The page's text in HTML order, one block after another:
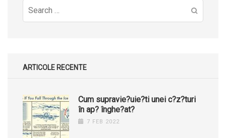
Search
for:
ARTICOLE RECENTE
Cum supravie?uie?ti unei c?z?turi
în ap? înghe?at?
7 FEB 2022